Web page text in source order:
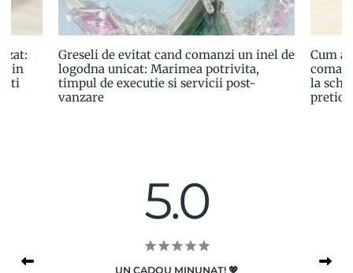
in
Greseli de evitat cand comanzi un inel de
logodna unicat: Marimea potrivita,
timpul de executie si servicii post-
vanzare
Cum
la
5.0
UN CADOU MINUNAT! 💖